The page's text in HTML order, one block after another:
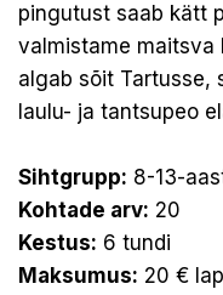
pingutust saab kätt
valmistame maitsva
algab sõit Tartusse,
laulu- ja tantsupeo
Sihtgrupp: 8-13-
Kohtade arv: 20
Kestus: 6 tundi
Maksumus: 20 €